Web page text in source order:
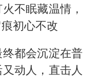
不眠藏温情，
初心不改
都会沉淀在普
动人，直击人